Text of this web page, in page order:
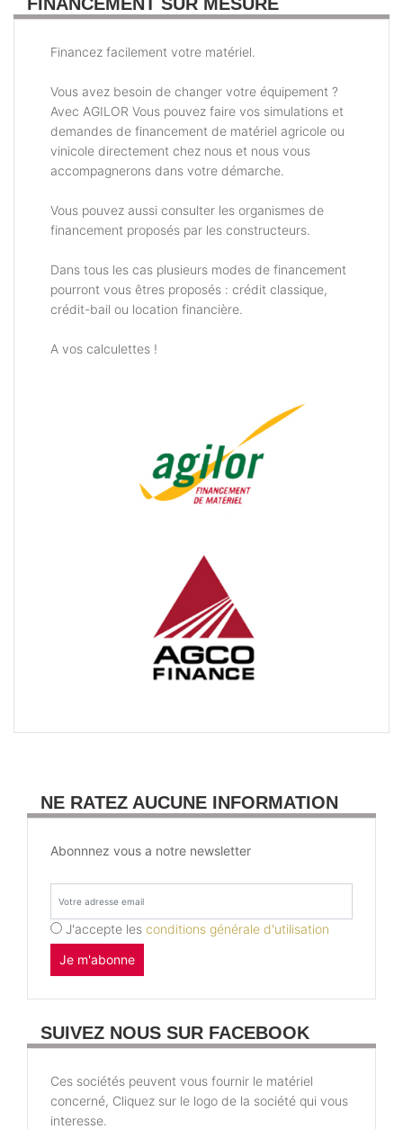
Financez facilement votre matériel.
Vous avez besoin de changer votre équipement ?
Avec AGILOR Vous pouvez faire vos simulations et
demandes de financement de matériel agricole ou
vinicole directement chez nous et nous vous
accompagnerons dans votre démarche.
Vous pouvez aussi consulter les organismes de
financement proposés par les constructeurs.
Dans tous les cas plusieurs modes de financement
pourront vous êtres proposés : crédit classique,
crédit-bail ou location financière.
A vos calculettes !
NE RATEZ AUCUNE INFORMATION
Abonnnez vous a notre newsletter
J'accepte les conditions générale d'utilisation
Je m'abonne
SUIVEZ NOUS SUR FACEBOOK
Ces sociétés peuvent vous fournir le matériel
concerné, Cliquez sur le logo de la société qui vous
interesse.